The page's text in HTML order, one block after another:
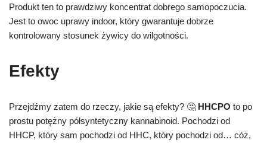
Produkt ten to prawdziwy koncentrat dobrego samopoczucia.
Jest to owoc uprawy indoor, który gwarantuje dobrze
kontrolowany stosunek żywicy do wilgotności.
Efekty
Przejdźmy zatem do rzeczy, jakie są efekty? 🤔 HHCPO to po
prostu potężny półsyntetyczny kannabinoid. Pochodzi od
HHCP, który sam pochodzi od HHC, który pochodzi od… cóż,